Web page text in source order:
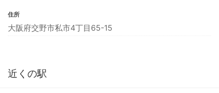
住所
大阪府交野市私市4丁目65-15
近くの駅